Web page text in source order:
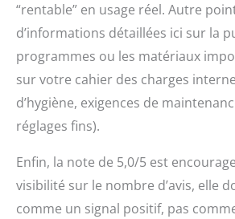
“rentable” en usage réel. Autre
d’informations détaillées ici sur la
programmes ou les matériaux
sur votre cahier des charges
d’hygiène, exigences de
réglages fins).
Enfin, la note de 5,0/5 est
visibilité sur le nombre d’avis, elle
comme un signal positif, pas